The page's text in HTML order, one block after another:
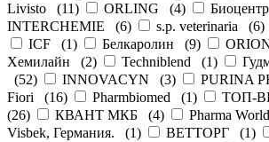
Livisto (11) ORLING (4)
INTERCHEMIE (6) s.p. veterinaria (6)
ICF (1) Белкаролин (9)
Хемилайн (2) Techniblend (1)
(52) INNOVACYN (3) PURINA
Fiori (16) Pharmbiomed (1) ТОП-
(26) КВАНТ МКБ (4)
Pharma
Visbek, Германия. (1) ВЕТТОРГ (1)